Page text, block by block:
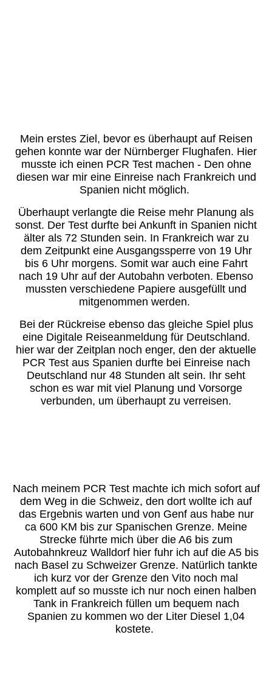
Mein erstes Ziel, bevor es überhaupt auf Reisen
gehen konnte war der Nürnberger Flughafen. Hier
musste ich einen PCR Test machen - Den ohne
diesen war mir eine Einreise nach Frankreich und
Spanien nicht möglich.
Überhaupt verlangte die Reise mehr Planung als
sonst. Der Test durfte bei Ankunft in Spanien nicht
älter als 72 Stunden sein. In Frankreich war zu
dem Zeitpunkt eine Ausgangssperre von 19 Uhr
bis 6 Uhr morgens. Somit war auch eine Fahrt
nach 19 Uhr auf der Autobahn verboten. Ebenso
mussten verschiedene Papiere ausgefüllt und
mitgenommen werden.
Bei der Rückreise ebenso das gleiche Spiel plus
eine Digitale Reiseanmeldung für Deutschland.
hier war der Zeitplan noch enger, den der aktuelle
PCR Test aus Spanien durfte bei Einreise nach
Deutschland nur 48 Stunden alt sein. Ihr seht
schon es war mit viel Planung und Vorsorge
verbunden, um überhaupt zu verreisen.
Nach meinem PCR Test machte ich mich sofort auf
dem Weg in die Schweiz, den dort wollte ich auf
das Ergebnis warten und von Genf aus habe nur
ca 600 KM bis zur Spanischen Grenze. Meine
Strecke führte mich über die A6 bis zum
Autobahnkreuz Walldorf hier fuhr ich auf die A5 bis
nach Basel zu Schweizer Grenze. Natürlich tankte
ich kurz vor der Grenze den Vito noch mal
komplett auf so musste ich nur noch einen halben
Tank in Frankreich füllen um bequem nach
Spanien zu kommen wo der Liter Diesel 1,04
kostete.